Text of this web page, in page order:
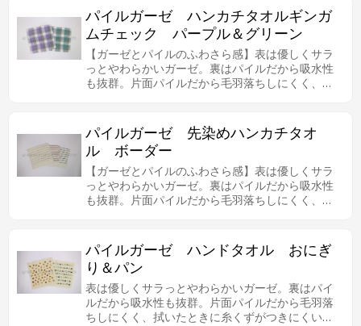
プルなボーダー柄も人気があります。
パイルガーゼ ハンカチタオルギンガ
ムチェック パープル＆グリーン
【ガーゼとパイルのふわさら感】表は優しくサラ
っとやわらかいガーゼ。裏はパイルだから吸水性
も抜群。片面パイルだから毛羽落ちしにくく、拭
プルなチェック柄も人気があります。
パイルガーゼ 先染めハンカチタオ
ル ボーダー
【ガーゼとパイルのふわさら感】表は優しくサラ
っとやわらかいガーゼ。裏はパイルだから吸水性
も抜群。片面パイルだから毛羽落ちしにくく、拭
プルなボーダー柄も人気があります。
パイルガーゼ ハンドタオル おにぎ
り＆パン
表は優しくサラっとやわらかいガーゼ。裏はパイ
ルだから吸水性も抜群。片面パイルだから毛羽落
ちしにくく、拭いたときに糸くずがつきにくいの